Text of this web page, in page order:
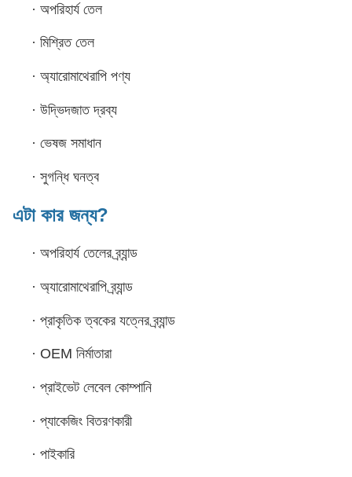
· অপরিহার্য তেল
· মিশ্রিত তেল
· অ্যারোমাথেরাপি পণ্য
· উদ্ভিদজাত দ্রব্য
· ভেষজ সমাধান
· সুগন্ধি ঘনত্ব
এটা কার জন্য?
· অপরিহার্য তেলের ব্র্যান্ড
· অ্যারোমাথেরাপি ব্র্যান্ড
· প্রাকৃতিক ত্বকের যত্নের ব্র্যান্ড
· OEM নির্মাতারা
· প্রাইভেট লেবেল কোম্পানি
· প্যাকেজিং বিতরণকারী
· পাইকারি